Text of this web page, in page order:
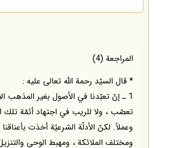
المراجعة (4)
* قال السيّد رحمة الله تعالى عليه :
1 ـ إنّ تعبّدنا في الأصول بغير المذهب
تعصّب ، ولا للريب في اجتهاد أئمّة تلك
وعملاً. لكنّ الأدلّة الشرعيّة أخذت
ومختلف الملائكة ، ومهبط الوحي